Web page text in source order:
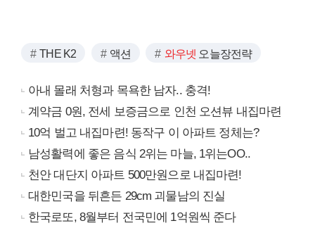
THE K2 액션 와우넷 오늘장전략
아내 몰래 처형과 목욕한 남자.. 충격!
계약금 0원, 전세 보증금으로 인천 오션뷰 내집마련
10억 벌고 내집마련! 동작구 이 아파트 정체는?
남성활력에 좋은 음식 2위는 마늘, 1위는OO..
천안 대단지 아파트 500만원으로 내집마련!
대한민국을 뒤흔든 29cm 괴물남의 진실
한국로또, 8월부터 전국민에 1억원씩 준다